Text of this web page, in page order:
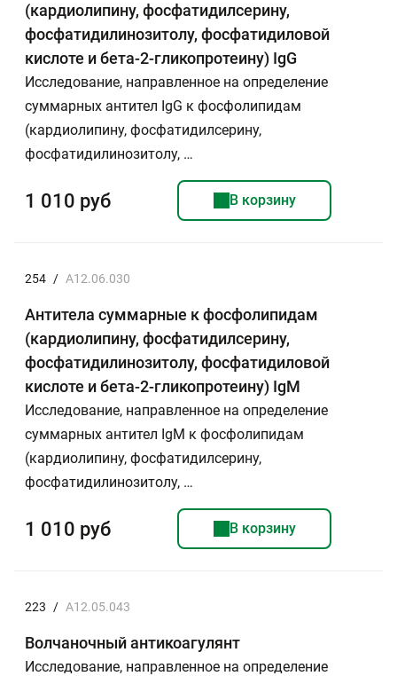
(кардиолипину, фосфатидилсерину,
фосфатидилинозитолу, фосфатидиловой
кислоте и бета-2-гликопротеину) IgG
Исследование, направленное на определение
суммарных антител IgG к фосфолипидам
(кардиолипину, фосфатидилсерину,
фосфатидилинозитолу, …
1 010 руб В корзину
254 / A12.06.030
Антитела суммарные к фосфолипидам
(кардиолипину, фосфатидилсерину,
фосфатидилинозитолу, фосфатидиловой
кислоте и бета-2-гликопротеину) IgM
Исследование, направленное на определение
суммарных антител IgM к фосфолипидам
(кардиолипину, фосфатидилсерину,
фосфатидилинозитолу, …
1 010 руб В корзину
223 / A12.05.043
Волчаночный антикоагулянт
Исследование, направленное на определение